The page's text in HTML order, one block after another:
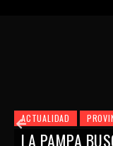
ACTUALIDAD